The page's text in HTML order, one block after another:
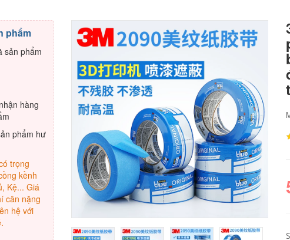
phẩm
sản phẩm
hàng
phẩm hư
trọng
kềnh
Kệ... Giá
cân nặng
hệ với